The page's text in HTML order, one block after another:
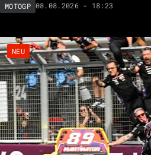
MOTOGP 08.08.2026 - 18:23
NEU